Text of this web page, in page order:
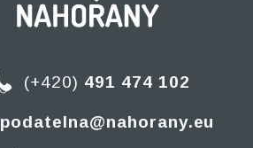
(+420) 491 474 102
podatelna@nahorany.eu